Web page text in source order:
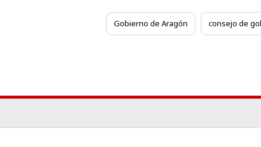
Gobierno de Aragón consejo de